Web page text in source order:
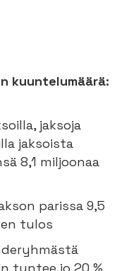
kuuntelumäärä:
jaksoja
jaksoista
8,1 miljoonaa
parissa 9,5
tulos